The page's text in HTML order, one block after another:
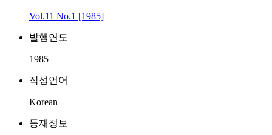
Vol.11 No.1 [1985]
발행연도
1985
작성언어
Korean
등재정보